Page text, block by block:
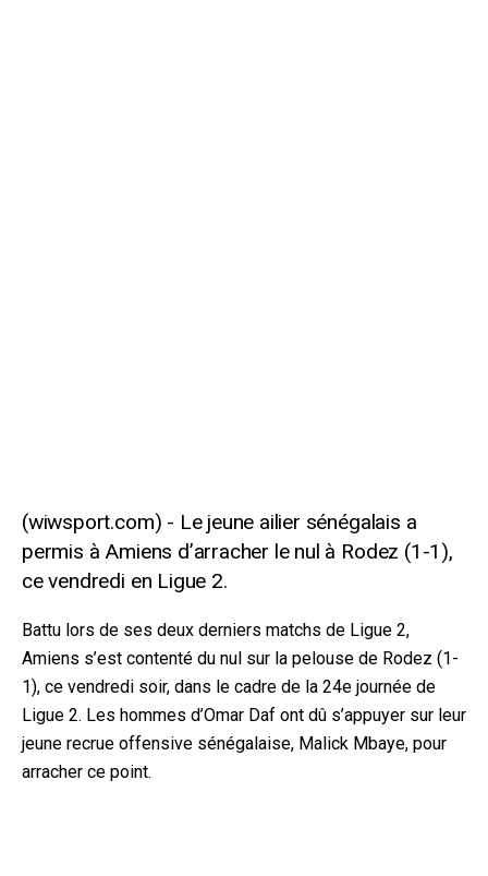
Le jeune ailier sénégalais a
permis à Amiens d’arracher le nul à Rodez (1-1),
ce vendredi en Ligue 2.
Battu lors de ses deux derniers matchs de Ligue 2,
Amiens s’est contenté du nul sur la pelouse de Rodez (1-
1), ce vendredi soir, dans le cadre de la 24e journée de
Ligue 2. Les hommes d’Omar Daf ont dû s’appuyer sur leur
jeune recrue offensive sénégalaise, Malick Mbaye, pour
arracher ce point.